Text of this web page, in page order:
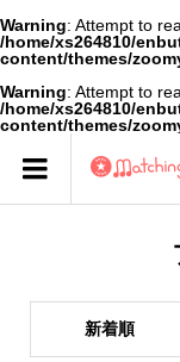
Warning: Attempt to
/home/xs264810/
content/themes/
Warning: Attempt to
/home/xs264810/
content/themes/
新着順